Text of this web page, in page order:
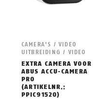
CAMERA'S / VIDEO
UITBREIDING / VIDEO
EXTRA CAMERA VOOR
ABUS ACCU-CAMERA
PRO
(ARTIKELNR.:
PPIC91520)